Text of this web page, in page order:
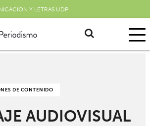
Y LETRAS UDP
DE CONTENIDO
AUDIOVISUAL